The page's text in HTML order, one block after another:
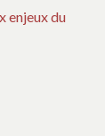
enjeux du